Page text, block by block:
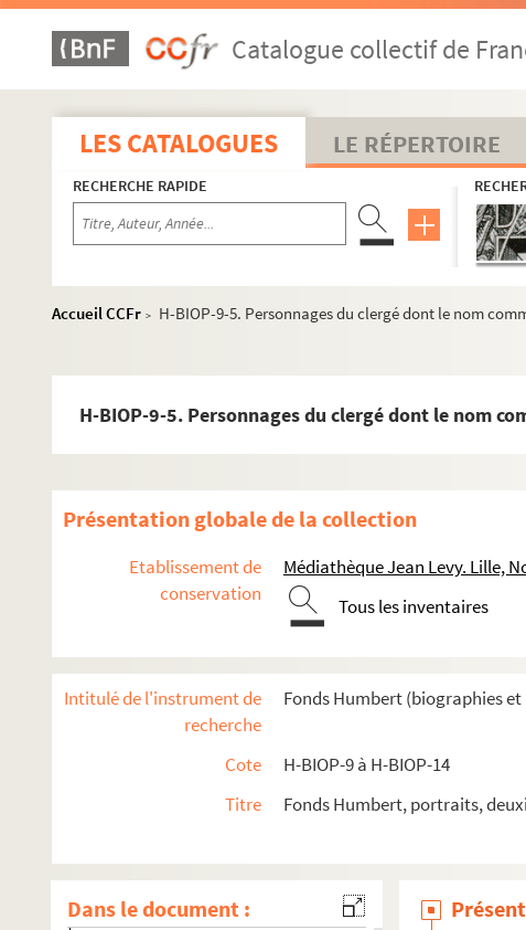
Catalogue collectif de
LES CATALOGUES LE RÉPERTOIRE
RECHERCHE RAPIDE
Accueil CCFr >
H-BIOP-9-5. Personnages du clergé dont le nom
H-BIOP-9-5. Personnages du clergé dont le nom
Présentation globale de la collection
Etablissement de
conservation
Médiathèque Jean Levy. Lille,
Tous les inventaires
Intitulé de l'instrument de
recherche
Fonds Humbert (biographies
Cote
H-BIOP-9 à H-BIOP-14
Titre
Fonds Humbert, portraits,
Dans le document :
H-BIOP-9. Portraits de personnages du Clergé
H-BIOP-9-2. Personnages du clergé dont le nom commence
H-BIOP-9-3. Personnages du clergé dont le nom